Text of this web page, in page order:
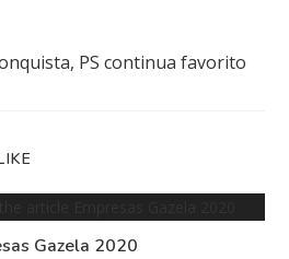
PS continua favorito
Gazela 2020